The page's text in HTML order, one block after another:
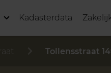
Kadasterdata
Tollensstraat